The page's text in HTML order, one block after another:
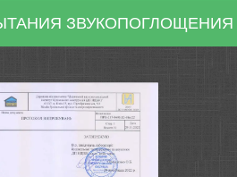
ЗВУКОПОГЛОЩЕНИЯ